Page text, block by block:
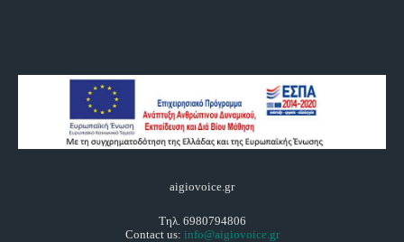
aigiovoice.gr
Τηλ. 6980794806
Contact us: info@aigiovoice.gr